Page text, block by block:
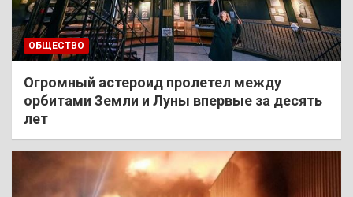
ОБЩЕСТВО
Огромный астероид пролетел между
орбитами Земли и Луны впервые за десять
лет